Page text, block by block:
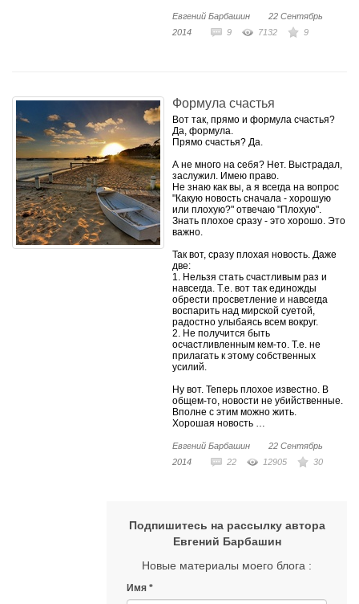
Евгений Барбашин
22 Сентябрь
2014
9 7132 9
Формула счастья
Вот так, прямо и формула счастья?
Да, формула.
Прямо счастья? Да.
А не много на себя? Нет. Выстрадал,
заслужил. Имею право.
Не знаю как вы, а я всегда на вопрос
"Какую новость сначала - хорошую
или плохую?" отвечаю "Плохую".
Знать плохое сразу - это хорошо. Это
важно.
Так вот, сразу плохая новость. Даже
две:
1. Нельзя стать счастливым раз и
навсегда. Т.е. вот так единожды
обрести просветление и навсегда
воспарить над мирской суетой,
радостно улыбаясь всем вокруг.
2. Не получится быть
осчастливленным кем-то. Т.е. не
прилагать к этому собственных
усилий.
Ну вот. Теперь плохое известно. В
общем-то, новости не убийственные.
Вполне с этим можно жить.
Хорошая новость …
Евгений Барбашин
22 Сентябрь
2014
22 12905 30
Подпишитесь на рассылку автора
Евгений Барбашин
Новые материалы моего блога :
Имя